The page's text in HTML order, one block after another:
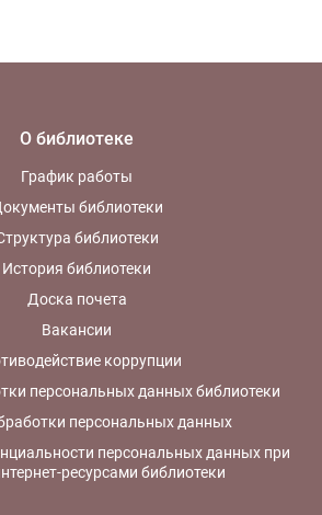
О библиотеке
График работы
библиотеки
библиотеки
История библиотеки
Доска почета
Вакансии
коррупции
персональных данных библиотеки
персональных данных
персональных данных при
ресурсами библиотеки